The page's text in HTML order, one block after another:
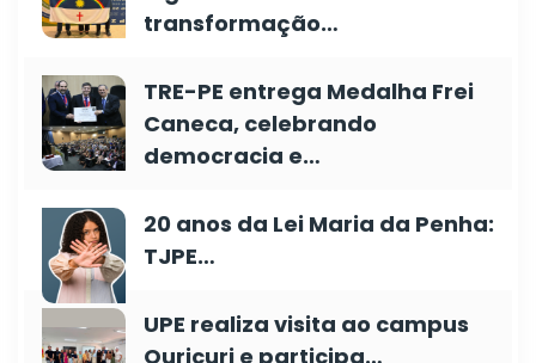
transformação…
TRE-PE entrega Medalha Frei
Caneca, celebrando
democracia e…
20 anos da Lei Maria da Penha:
TJPE…
UPE realiza visita ao campus
Ouricuri e participa…